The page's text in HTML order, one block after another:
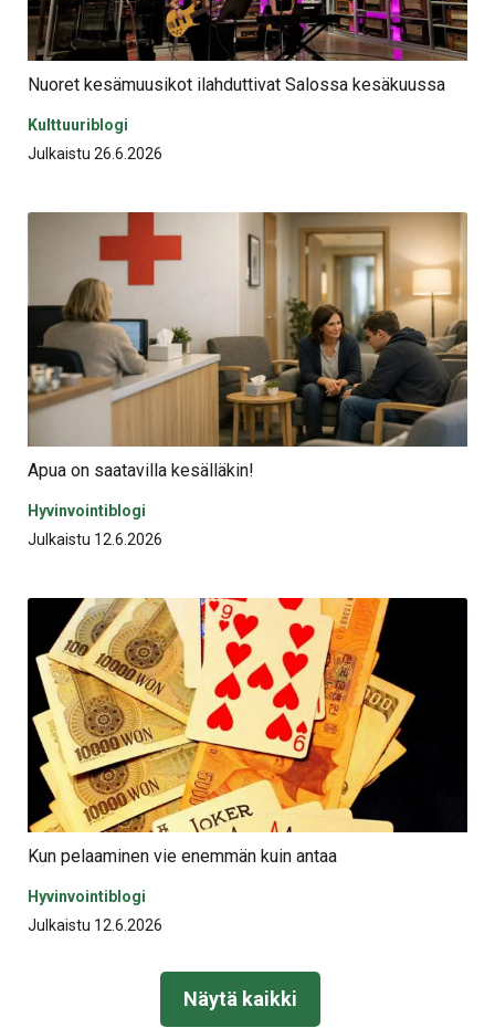
Nuoret kesämuusikot ilahduttivat Salossa kesäkuussa
Kulttuuriblogi
Julkaistu 26.6.2026
Apua on saatavilla kesälläkin!
Hyvinvointiblogi
Julkaistu 12.6.2026
Kun pelaaminen vie enemmän kuin antaa
Hyvinvointiblogi
Julkaistu 12.6.2026
Näytä kaikki